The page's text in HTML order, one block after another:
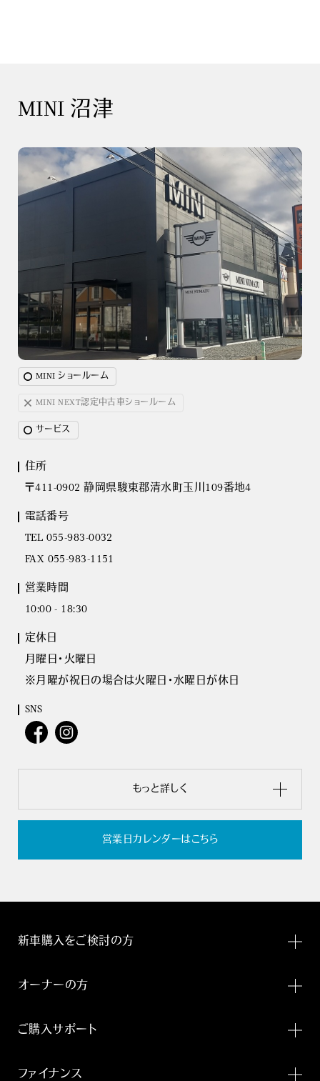
MINI 沼津
MINI ショールーム
MINI NEXT認定中古車ショールーム
サービス
住所
〒411-0902 静岡県駿東郡清水町玉川109番地4
電話番号
TEL 055-983-0032
FAX 055-983-1151
営業時間
10:00 - 18:30
定休日
月曜日・火曜日
※月曜が祝日の場合は火曜日・水曜日が休日
SNS
もっと詳しく
営業日カレンダーはこちら
新車購入をご検討の方
オーナーの方
ご購入サポート
ファイナンス